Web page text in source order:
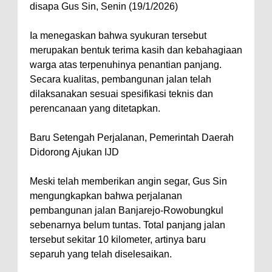
disapa Gus Sin, Senin (19/1/2026)
Ia menegaskan bahwa syukuran tersebut
merupakan bentuk terima kasih dan kebahagiaan
warga atas terpenuhinya penantian panjang.
Secara kualitas, pembangunan jalan telah
dilaksanakan sesuai spesifikasi teknis dan
perencanaan yang ditetapkan.
Baru Setengah Perjalanan, Pemerintah Daerah
Didorong Ajukan IJD
Meski telah memberikan angin segar, Gus Sin
mengungkapkan bahwa perjalanan
pembangunan jalan Banjarejo-Rowobungkul
sebenarnya belum tuntas. Total panjang jalan
tersebut sekitar 10 kilometer, artinya baru
separuh yang telah diselesaikan.